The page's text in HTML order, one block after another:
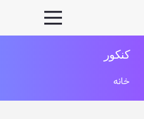
کنکور
خانه